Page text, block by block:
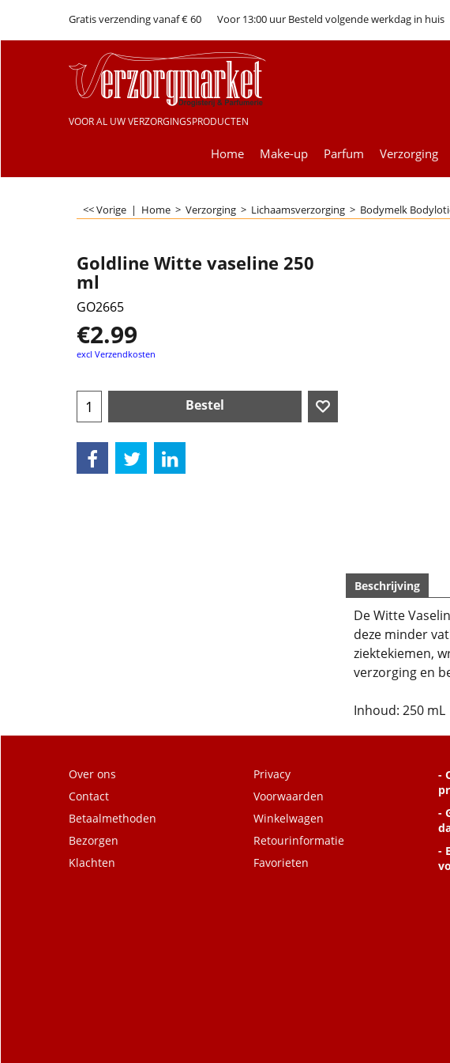
Gratis verzending vanaf € 60 Voor 13:00 uur Besteld volgende werkdag in huis
VOOR AL UW VERZORGINGSPRODUCTEN
Home Make-up Parfum Verzorging
<< Vorige | Home > Verzorging > Lichaamsverzorging > Bodymelk
Goldline Witte vaseline 250
ml
GO2665
€2.99
excl Verzendkosten
Bestel
Beschrijving
De Witte
deze minder
ziektekiemen,
verzorging en
Inhoud: 250 mL
Over ons
Contact
Betaalmethoden
Bezorgen
Klachten
Privacy
Voorwaarden
Winkelwagen
Retourinformatie
Favorieten
-
-
-